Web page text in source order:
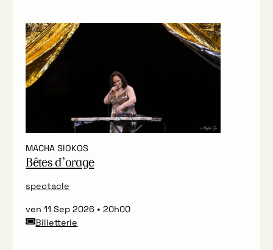
MACHA SIOKOS
Bêtes d’orage
spectacle
ven 11 Sep 2026
20h00
Billetterie